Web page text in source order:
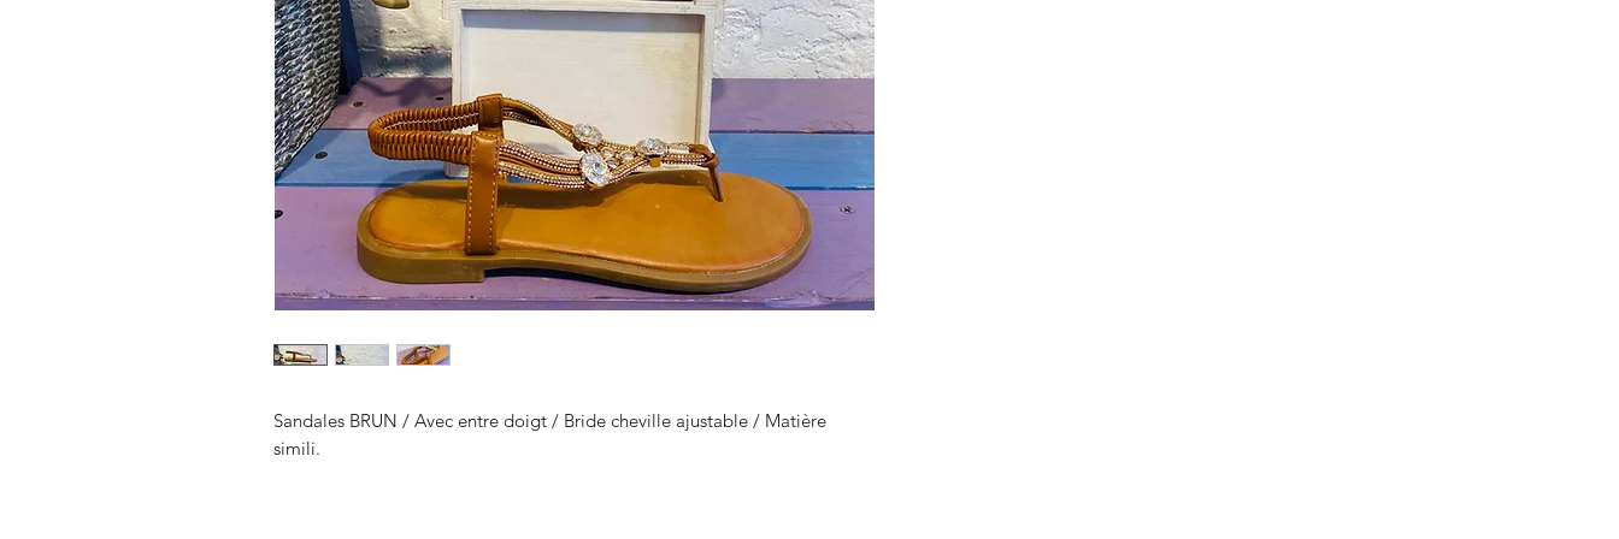
Sandales BRUN / Avec entre doigt / Bride cheville ajustable / Matière
simili.